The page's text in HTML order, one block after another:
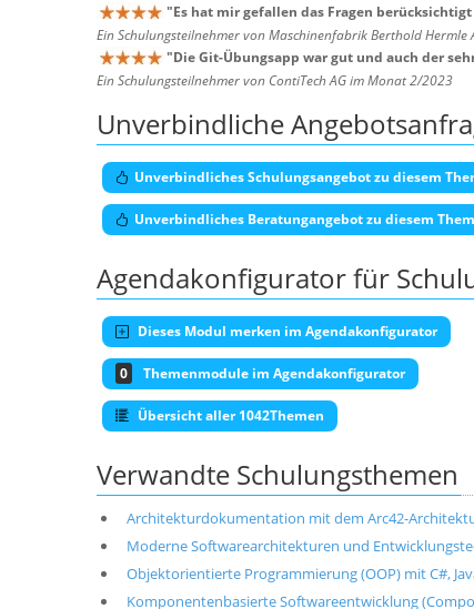
"Es hat mir gefallen das Fragen
Ein Schulungsteilnehmer von Maschinenfabrik Berthold
"Die Git-Übungsapp war gut und auch der
Ein Schulungsteilnehmer von ContiTech AG im Monat 2/2023
Unverbindliche
Unverbindliches Schulungsangebot zu diesem
Unverbindliches Beratungangebot zu diesem
Agendakonfigurator für
Dieses Modul merken im Agendakonfigurator
0 Themenmodule im Agendakonfigurator
Übersicht aller 1042Themen
Verwandte Schulungsthemen
Architekturdokumentation mit dem Arc42-
Moderne Softwarearchitekturen und
Objektorientierte Programmierung (OOP) mit C#,
Komponentenbasierte Softwareentwicklung